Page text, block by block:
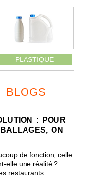
PLASTIQUE
BLOGS
: POUR
ON
de fonction, celle
elle une réalité ?
restaurants